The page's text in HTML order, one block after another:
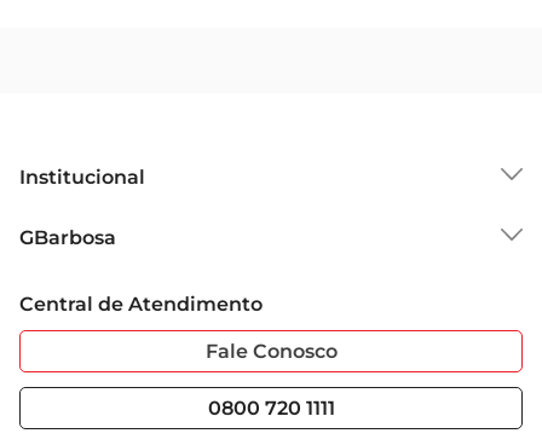
Institucional
Grupo Cencosud
Sobre Privacidade
Portal do Fornecedo
Nossas Lojas
GBarbosa
Garantia Estendida
Serviços
Black Friday
Central de Atendimento
Fale Conosco
0800 720 1111